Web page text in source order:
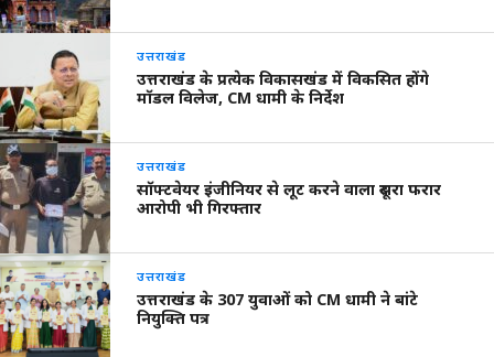
उत्तराखंड
उत्तराखंड के प्रत्येक विकासखंड में विकसित होंगे
मॉडल विलेज, CM धामी के निर्देश
उत्तराखंड
सॉफ्टवेयर इंजीनियर से लूट करने वाला दूसरा फरार
आरोपी भी गिरफ्तार
उत्तराखंड
उत्तराखंड के 307 युवाओं को CM धामी ने बांटे
नियुक्ति पत्र